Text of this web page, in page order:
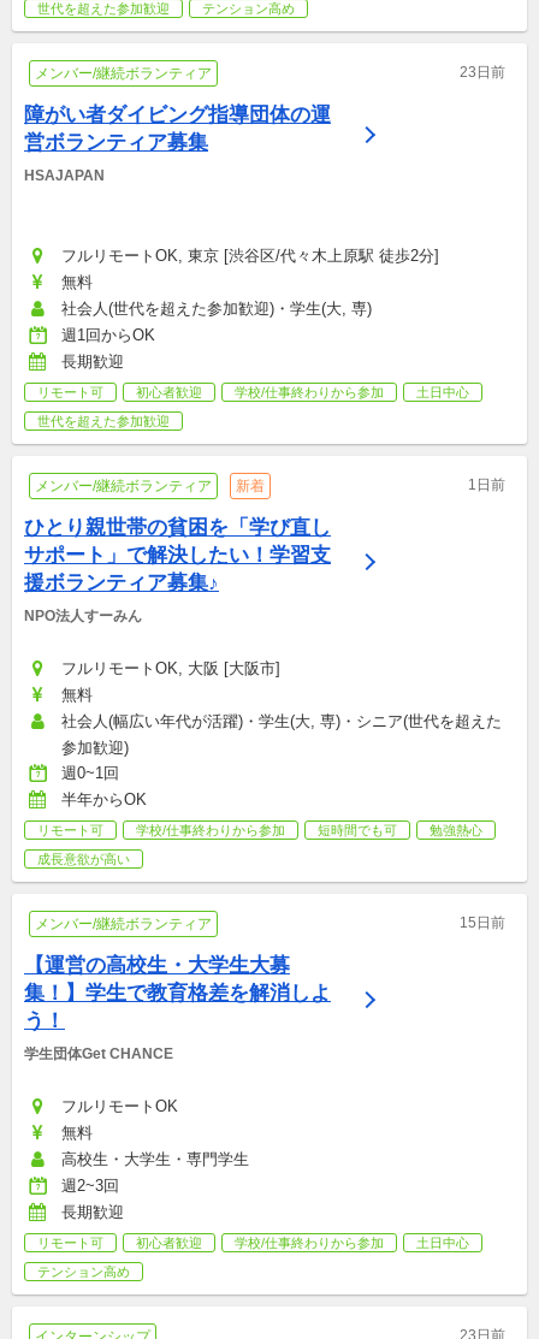
世代を超えた参加歓迎
テンション高め
メンバー/継続ボランティア 23日前
障がい者ダイビング指導団体の運
営ボランティア募集
HSAJAPAN
フルリモートOK, 東京 [渋谷区/代々木上原駅 徒歩2分]
無料
社会人(世代を超えた参加歓迎)・学生(大, 専)
週1回からOK
長期歓迎
リモート可 初心者歓迎 学校/仕事終わりから参加
土日中心
世代を超えた参加歓迎
メンバー/継続ボランティア 新着 1日前
ひとり親世帯の貧困を「学び直し
サポート」で解決したい！学習支
援ボランティア募集♪
NPO法人すーみん
フルリモートOK, 大阪 [大阪市]
無料
社会人(幅広い年代が活躍)・学生(大, 専)・シニア(世代を超えた
参加歓迎)
週0~1回
半年からOK
リモート可 学校/仕事終わりから参加 短時間でも可
勉強熱心
成長意欲が高い
メンバー/継続ボランティア 15日前
【運営の高校生・大学生大募
集！】学生で教育格差を解消しよ
う！
学生団体Get CHANCE
フルリモートOK
無料
高校生・大学生・専門学生
週2~3回
長期歓迎
リモート可 初心者歓迎 学校/仕事終わりから参加
土日中心
テンション高め
23日前